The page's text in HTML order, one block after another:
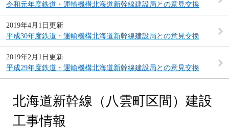
令和元年度鉄道・運輸機構北海道新幹線建設局との意見交換
2019年4月1日更新
平成30年度鉄道・運輸機構北海道新幹線建設局との意見交換
2019年2月1日更新
平成29年度鉄道・運輸機構北海道新幹線建設局との意見交換
北海道新幹線（八雲町区間）建設
工事情報